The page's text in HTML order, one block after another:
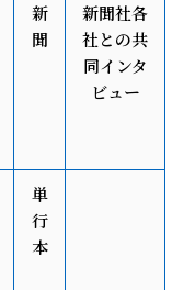
新
聞
新聞社各
社との共
同インタ
ビュー
単
行
本